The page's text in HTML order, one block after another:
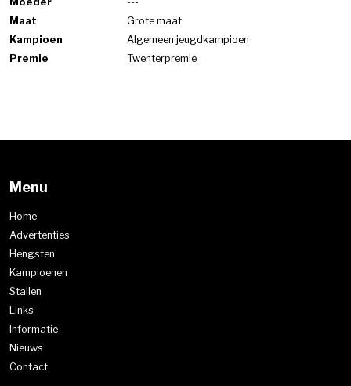
Maat
Grote maat
Kampioen
Algemeen jeugdkampioen
Premie
Twenterpremie
Menu
Home
Advertenties
Hengsten
Kampioenen
Stallen
Links
Informatie
Nieuws
Contact